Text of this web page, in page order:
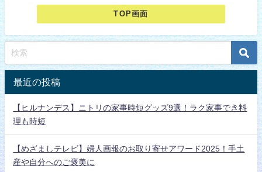
TOP画面
最近の投稿
【ヒルナンデス】ニトリの家事時短グッズ9選！ラク家事でき料
理も時短
【めざましテレビ】婦人画報のお取り寄せアワード2025！手土
産や自分へのご褒美に